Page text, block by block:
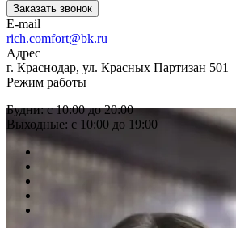
Заказать звонок
E-mail
rich.comfort@bk.ru
Адрес
г. Краснодар, ул. Красных Партизан 501
Режим работы
Будни: с 10:00 до 20:00
Выходные: с 10:00 до 19:00